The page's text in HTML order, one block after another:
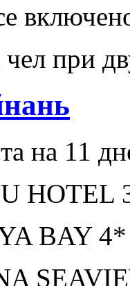
чел при
на 11
HOTEL
BAY 4*